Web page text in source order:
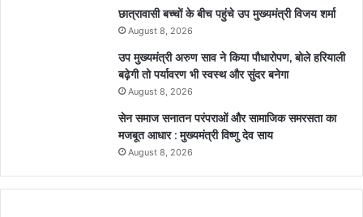
छात्रावासी बच्चों के बीच पहुंचे उप मुख्यमंत्री विजय शर्मा
August 8, 2026
उप मुख्यमंत्री अरुण साव ने किया पौधारोपण, बोले हरियाली
बढ़ेगी तो पर्यावरण भी स्वस्थ और सुंदर बनेगा
August 8, 2026
सेन समाज सनातन परंपराओं और सामाजिक समरसता का
मजबूत आधार : मुख्यमंत्री विष्णु देव साय
August 8, 2026